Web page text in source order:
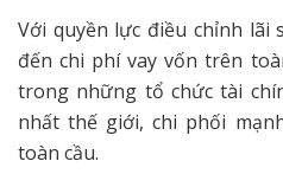
Với quyền lực điều chỉnh lãi
đến chi phí vay vốn trên
trong những tổ chức tài
nhất thế giới, chi phối
toàn cầu.